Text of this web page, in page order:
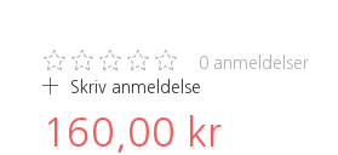
0 anmeldelser
Skriv anmeldelse
160,00 kr